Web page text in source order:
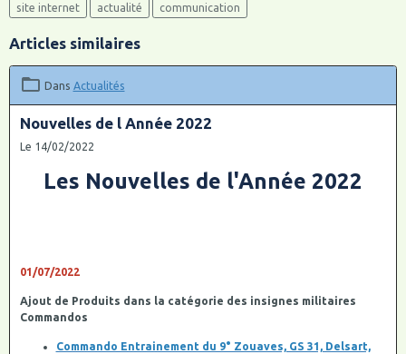
site internet actualité communication
Articles similaires
Dans Actualités
Nouvelles de l Année 2022
Le 14/02/2022
Les Nouvelles de l'Année 2022
01/07/2022
Ajout de Produits dans la catégorie des insignes militaires
Commandos
Commando Entrainement du 9° Zouaves, GS 31, Delsart,